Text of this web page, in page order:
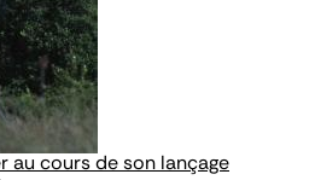
au cours de son lançage